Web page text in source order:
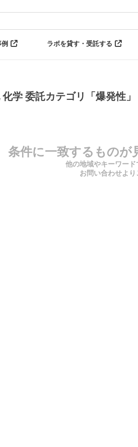
例 ラボを貸す・受託する
学 委託カテゴリ「爆発性」
条件に一致するものが
他の地域やキーワード
お問い合わせよ